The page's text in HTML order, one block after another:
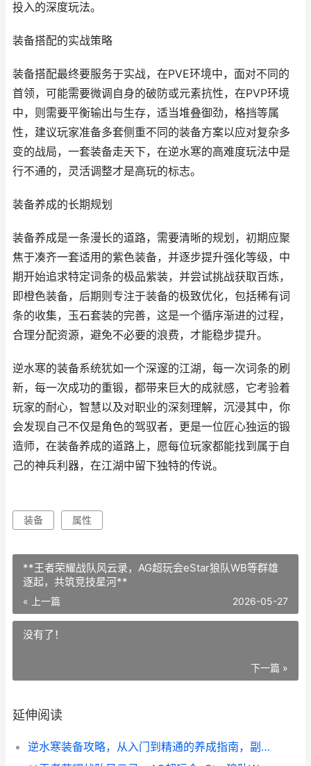
投入的深度玩法。
装备搭配的实战策略
装备搭配最终要服务于实战，在PVE环境中，面对不同的
首领，可能需要微调自身的破防或元素抗性，在PVP环境
中，则需要平衡输出与生存，适当堆叠御劲，格挡等属
性，建议玩家准备多套侧重不同的装备方案以应对复杂多
变的战局，一套装备走天下，在逆水寒的高难度玩法中是
行不通的，灵活调整才是高玩的标志。
装备养成的长期规划
装备养成是一条漫长的道路，需要清晰的规划，初期应聚
焦于凑齐一套适用的紫色装备，并逐步提升强化等级，中
期开始追求特定词条的极品紫装，并尝试挑战获取百炼，
即橙色装备，后期则专注于装备的极致优化，包括稀有词
条的收集，玉石套装的完善，这是一个循序渐进的过程，
合理分配资源，避免不必要的浪费，才能稳步提升。
逆水寒的装备系统犹如一个深邃的江湖，每一次词条的刷
新，每一次成功的重锻，都带来巨大的成就感，它考验着
玩家的耐心，智慧以及对职业的深刻理解，沉浸其中，你
会发现自己不仅是角色的驾驭者，更是一位匠心独运的锻
造师，在装备养成的道路上，愿每位玩家都能找到属于自
己的神兵利器，在江湖中留下独特的传说。
装备 属性
**王者荣耀战队风云录，AG超玩会eStar狼队WB等群雄
逐起，共筑竞技星河**
« 上一篇 2026-05-27
没有了！
下一篇 »
延伸阅读
逆水寒装备攻略，从入门到精通的养成指南，副标题，资深玩家的装备心得分享